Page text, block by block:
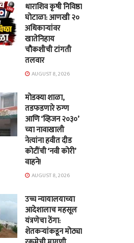
धाराशिव कृषी निविष्ठा
घोटाळा: आणखी २०
अधिकाऱ्यांवर
खातेनिहाय
चौकशीची टांगती
तलवार
AUGUST 8, 2026
मोडक्या शाळा,
तडफडणारे रुग्ण
आणि ‘व्हिजन २०३०’
च्या नावाखाली
नेत्यांना हवीत दीड
कोटींची ‘नवी कोरी’
वाहने!
AUGUST 8, 2026
उच्च न्यायालयाच्या
आदेशालाच महसूल
यंत्रणेचा ठेंगा:
शेतकऱ्यांकडून मोठ्या